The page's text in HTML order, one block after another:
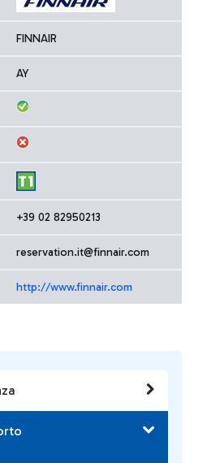
FINNAIR
AY
+39 02 82950213
reservation.it@finnair.com
http://www.finnair.com